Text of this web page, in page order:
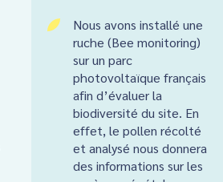
5
Nous avons installé une
ruche (Bee monitoring)
sur un parc
photovoltaïque français
afin d’évaluer la
biodiversité du site. En
effet, le pollen récolté
et analysé nous donnera
des informations sur les